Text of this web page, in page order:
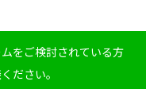
をご検討されている方
ださい。